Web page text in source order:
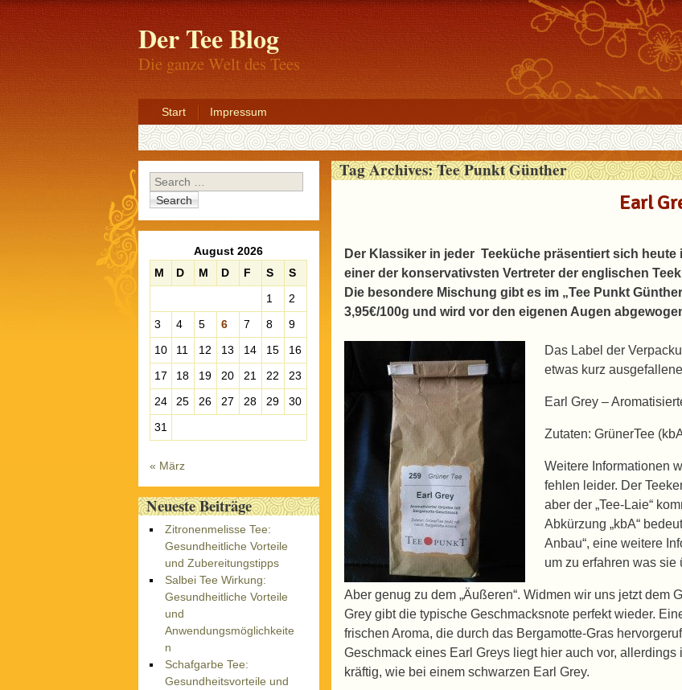
Der Tee Blog
Die ganze Welt des Tees
Start
Impressum
Tag Archives:Tee Punkt Günther
Earl
Der Klassiker in jeder Teeküche präsentiert sich heute
einer der konservativsten Vertreter der englischen
Die besondere Mischung gibt es im „Tee Punkt
3,95€/100g und wird vor den eigenen Augen
Das Label der
etwas kurz
Earl Grey –
Zutaten: GrünerTee
Weitere Informationen
fehlen leider. Der
aber der „Tee-Laie“
Abkürzung „kbA“
Anbau“, eine weitere
um zu erfahren was sie
Aber genug zu dem „Äußeren“. Widmen wir uns jetzt dem
Grey gibt die typische Geschmacksnote perfekt wieder.
frischen Aroma, die durch das Bergamotte-Gras
Geschmack eines Earl Greys liegt hier auch vor,
kräftig, wie bei einem schwarzen Earl Grey.
Search
August 2026
M
D M D F S
S
1
2
3
4 5 6 7 8
9
10
11 12 13 14 15
16
17
18 19 20 21 22
23
24
25 26 27 28 29
30
31
« März
Neueste Beiträge
Zitronenmelisse Tee:
Gesundheitliche Vorteile
und Zubereitungstipps
Salbei Tee Wirkung:
Gesundheitliche Vorteile
und
Anwendungsmöglichkeite
n
Schafgarbe Tee:
Gesundheitsvorteile und